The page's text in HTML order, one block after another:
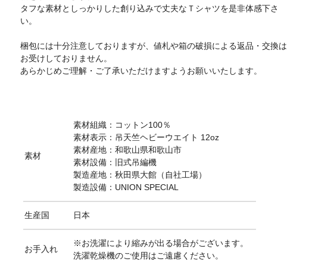
タフな素材としっかりした創り込みで丈夫なＴシャツを是非体感下さ
い。
梱包には十分注意しておりますが、値札や箱の破損による返品・交換は
お受けしておりません。
あらかじめご理解・ご了承いただけますようお願いいたします。
素材
素材組織：コットン100％
素材表示：吊天竺ヘビーウエイト 12oz
素材産地：和歌山県和歌山市
素材設備：旧式吊編機
製造産地：秋田県大館（自社工場）
製造設備：UNION SPECIAL
生産国 日本
お手入れ
※お洗濯により縮みが出る場合がございます。
洗濯乾燥機のご使用はご遠慮ください。